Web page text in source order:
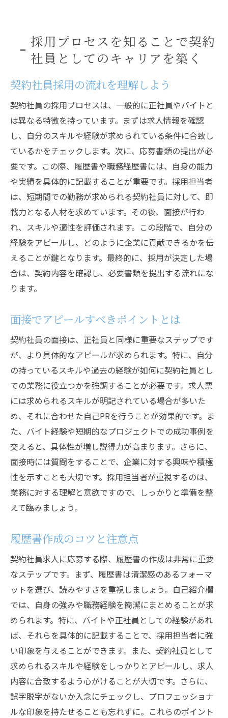
採用プロセスを知ることで契約
社員としてのキャリアを築く
契約社員採用の流れを理解しよう
契約社員の採用プロセスは、一般的に正社員やバイトと
は異なる特徴を持っています。まずは求人情報を確認
し、自分のスキルや経験が求められている条件に合致し
ているかをチェックします。次に、応募書類の提出が必
要です。この際、履歴書や職務経歴書には、自身の能力
や実績を具体的に記載することが重要です。採用担当者
は、短期間での勤務が求められる契約社員に対して、即
戦力となる人材を求めています。その後、面接が行わ
れ、スキルや適性を評価されます。この段階で、自分の
経験をアピールし、どのように企業に貢献できるかを伝
えることが鍵となります。最終的に、採用が決定した場
合は、契約内容を確認し、必要書類を提出する流れにな
ります。
面接でアピールすべきポイントとは
契約社員の面接は、正社員と同様に重要なステップです
が、より具体的なアピールが求められます。特に、自分
の持っているスキルや過去の経験が如何に契約社員とし
ての業務に役立つかを強調することが必要です。求人票
には求められるスキルが明記されている場合が多いた
め、それに合わせた自己PRを行うことが効果的です。ま
た、バイト経験や短期的なプロジェクトでの成功事例を
交えると、具体性が増し説得力が高まります。さらに、
面接時には質問をすることで、企業に対する興味や積極
性を示すことも大切です。採用担当者が重視するのは、
業務に対する理解と意欲ですので、しっかりと準備を整
えて臨みましょう。
履歴書作成のコツと注意点
契約社員求人に応募する際、履歴書の作成は非常に重要
なステップです。まず、履歴書は清潔感のあるフォーマ
ットを選び、読みやすさを重視しましょう。自己紹介欄
では、自身の強みや職務経験を簡潔にまとめることが求
められます。特に、バイトや正社員としての経験があれ
ば、それらを具体的に記載することで、採用担当者に強
い印象を与えることができます。また、契約社員として
求められるスキルや経験をしっかりとアピールし、求人
内容に合致するよう心がけることが大切です。さらに、
誤字脱字がないか入念にチェックし、プロフェッショナ
ルな印象を持たせることも忘れずに。これらのポイント